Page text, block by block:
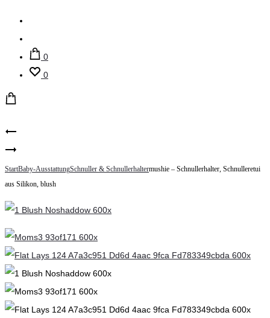
0
0
Product
navigation
Schnullerhalter,
Schnulleretui
aus
mauve
JaBaDaBaDo
Babygym
Holz
natur
StartBaby-AusstattungSchnuller & Schnullerhaltermushie – Schnullerhalter, Schnulleretui
aus Silikon, blush